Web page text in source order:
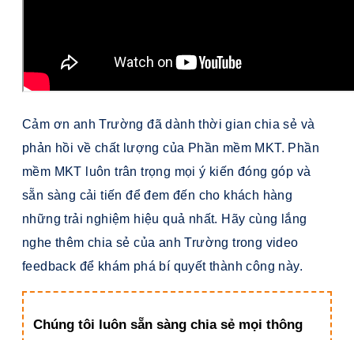
Cảm ơn anh Trường đã dành thời gian chia sẻ và
phản hồi về chất lượng của Phần mềm MKT. Phần
mềm MKT luôn trân trọng mọi ý kiến đóng góp và
sẵn sàng cải tiến để đem đến cho khách hàng
những trải nghiệm hiệu quả nhất. Hãy cùng lắng
nghe thêm chia sẻ của anh Trường trong video
feedback để khám phá bí quyết thành công này.
Chúng tôi luôn sẵn sàng chia sẻ mọi thông